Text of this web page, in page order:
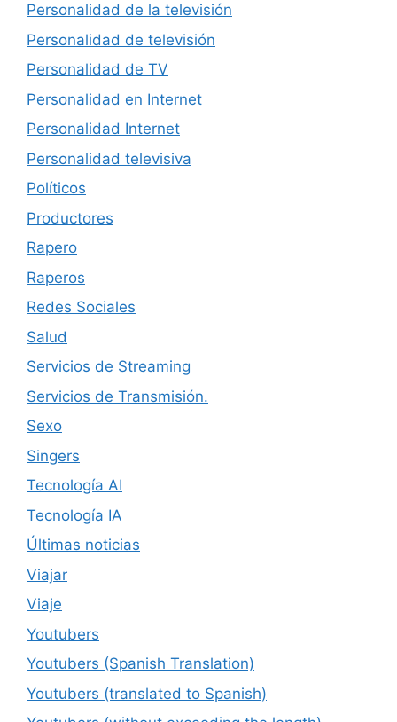
Personalidad de la televisión
Personalidad de televisión
Personalidad de TV
Personalidad en Internet
Personalidad Internet
Personalidad televisiva
Políticos
Productores
Rapero
Raperos
Redes Sociales
Salud
Servicios de Streaming
Servicios de Transmisión.
Sexo
Singers
Tecnología AI
Tecnología IA
Últimas noticias
Viajar
Viaje
Youtubers
Youtubers (Spanish Translation)
Youtubers (translated to Spanish)